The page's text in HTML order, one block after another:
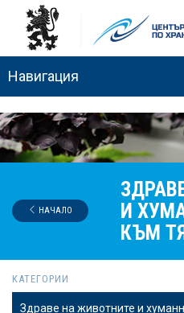
Навигация
И
КЪМ
НАЧАЛО
КАТЕГОРИИ
Здраве на животните и